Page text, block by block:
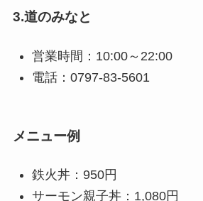
3.道のみなと
営業時間：10:00～22:00
電話：0797-83-5601
メニュー例
鉄火丼：950円
サーモン親子丼：1,080円